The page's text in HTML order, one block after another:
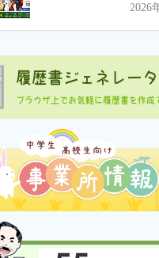
2026
履歴書ジェネレー
ブラウザ上でお気軽に履歴書を作成